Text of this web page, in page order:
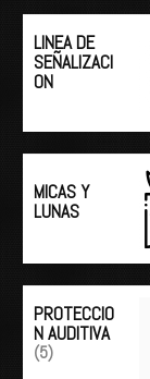
LINEA DE
SEÑALIZACI
ON
MICAS Y
LUNAS
PROTECCIO
N AUDITIVA
(5)